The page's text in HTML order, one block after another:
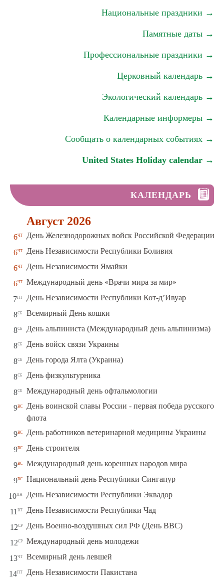
Национальные праздники →
Памятные даты →
Профессиональные праздники →
Церковный календарь →
Экологический календарь →
Календарные информеры →
Сообщать о календарных событиях →
United States Holiday calendar →
КАЛЕНДАРЬ
Август 2026
6чт День Железнодорожных войск Российской Федерации
6чт День Независимости Республики Боливия
6чт День Независимости Ямайки
6чт Международный день «Врачи мира за мир»
7пт День Независимости Республики Кот-д’Ивуар
8сб Всемирный День кошки
8сб День альпиниста (Международный день альпинизма)
8сб День войск связи Украины
8сб День города Ялта (Украина)
8сб День физкультурника
8сб Международный день офтальмологии
9вс
День воинской славы России - первая победа русского
флота
9вс День работников ветеринарной медицины Украины
9вс День строителя
9вс Международный день коренных народов мира
9вс Национальный день Республики Сингапур
10пн День Независимости Республики Эквадор
11 вт День Независимости Республики Чад
12ср День Военно-воздушных сил РФ (День ВВС)
12ср Международный день молодежи
13чт Всемирный день левшей
14пт День Независимости Пакистана